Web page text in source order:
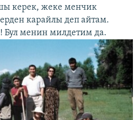
керек, жеке менчик
карайлы деп айтам.
Бул менин милдетим да.